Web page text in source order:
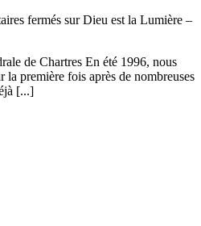
fermés sur Dieu est la Lumière –
de Chartres En été 1996, nous
la première fois après de nombreuses
[...]